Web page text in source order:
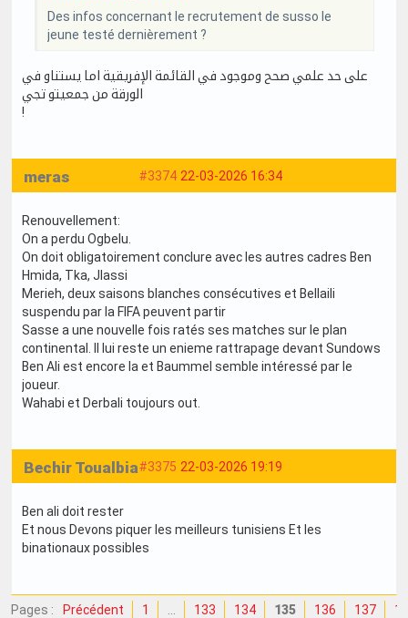
Des infos concernant le recrutement de susso le
jeune testé dernièrement ?
على حد علمي صحح وموجود في القائمة الإفريقية اما يستناو في
الورقة من جمعيتو تجي
!
#3374 22-03-2026 16:34
meras
Renouvellement:
On a perdu Ogbelu.
On doit obligatoirement conclure avec les autres cadres Ben
Hmida, Tka, Jlassi
Merieh, deux saisons blanches consécutives et Bellaili
suspendu par la FIFA peuvent partir
Sasse a une nouvelle fois ratés ses matches sur le plan
continental. Il lui reste un enieme rattrapage devant Sundows
Ben Ali est encore la et Baummel semble intéressé par le
joueur.
Wahabi et Derbali toujours out.
#3375 22-03-2026 19:19
Bechir Toualbia
Ben ali doit rester
Et nous Devons piquer les meilleurs tunisiens Et les
binationaux possibles
Pages : Précédent 1 … 133 134 135 136 137